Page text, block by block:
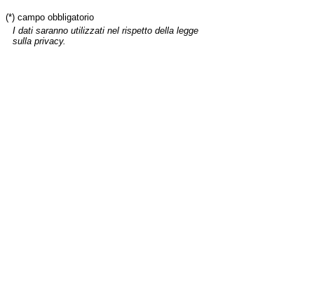
(*) campo obbligatorio
I dati saranno utilizzati nel rispetto della legge
sulla privacy.